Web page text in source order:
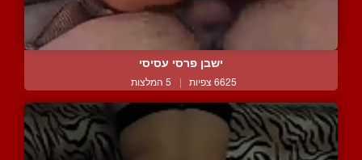
ישבן פרסי עסיסי
6625 צפיות | 5 המלצות